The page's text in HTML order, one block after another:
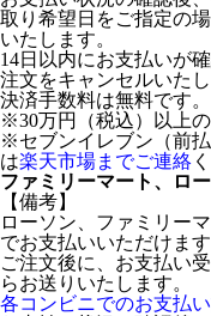
取り希望日をご指定の
いたします。
14日以内にお支払いが
注文をキャンセルいたし
決済手数料は無料です。
※30万円（税込）以上
※セブンイレブン（前
は楽天市場までご連絡
ファミリーマート、ロ
【備考】
ローソン、ファミリー
でお支払いいただけます
ご注文後に、お支払い
らお送りいたします。
各コンビニでのお支払